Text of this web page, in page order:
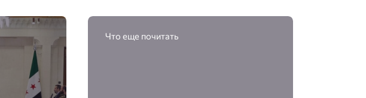
Что еще почитать